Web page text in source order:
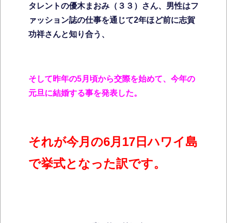
タレントの優木まおみ（３３）さん、男性はフ
ァッション誌の仕事を通じて2年ほど前に志賀
功祥さんと知り合う、
そして昨年の5月頃から交際を始めて、今年の
元旦に結婚する事を発表した。
それが今月の6月17日ハワイ島
で挙式となった訳です。